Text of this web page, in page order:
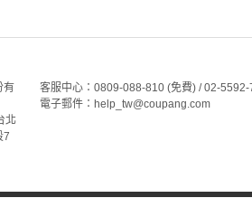
有
北
7
客服中心：0809-088-810 (免費) / 02-
電子郵件：help_tw@coupang.com